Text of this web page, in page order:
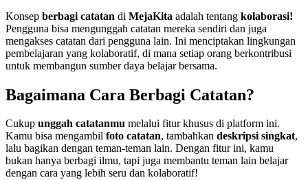
Konsep berbagi catatan di MejaKita adalah tentang kolaborasi!
Pengguna bisa mengunggah catatan mereka sendiri dan juga
mengakses catatan dari pengguna lain. Ini menciptakan lingkungan
pembelajaran yang kolaboratif, di mana setiap orang berkontribusi
untuk membangun sumber daya belajar bersama.
Bagaimana Cara Berbagi Catatan?
Cukup unggah catatanmu melalui fitur khusus di platform ini.
Kamu bisa mengambil foto catatan, tambahkan deskripsi singkat,
lalu bagikan dengan teman-teman lain. Dengan fitur ini, kamu
bukan hanya berbagi ilmu, tapi juga membantu teman lain belajar
dengan cara yang lebih seru dan kolaboratif!